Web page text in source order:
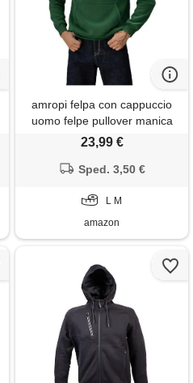
amropi felpa con cappuccio
uomo felpe pullover manica
lunga casual a tinta unita
scuro, m
23,99 €
Sped. 3,50 €
L M
amazon